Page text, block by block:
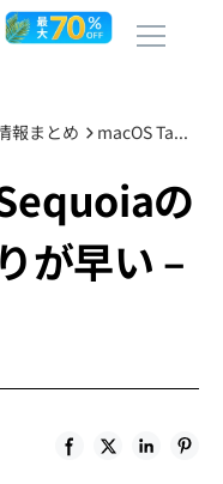
報まとめ macOS Tahoe/Sequoiaのバッテリーの減りが早い – 11の対処法
の
が早い –